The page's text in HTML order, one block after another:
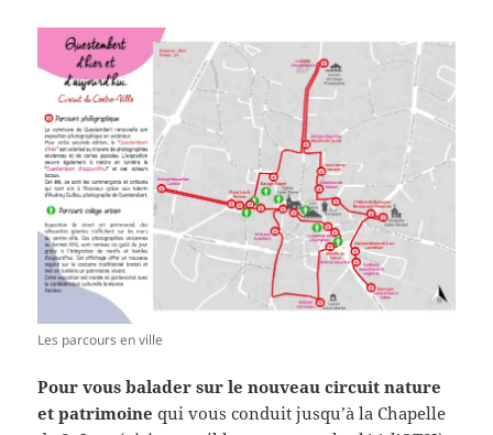
Les parcours en ville
Pour vous balader sur le nouveau circuit nature
et patrimoine qui vous conduit jusqu’à la Chapelle